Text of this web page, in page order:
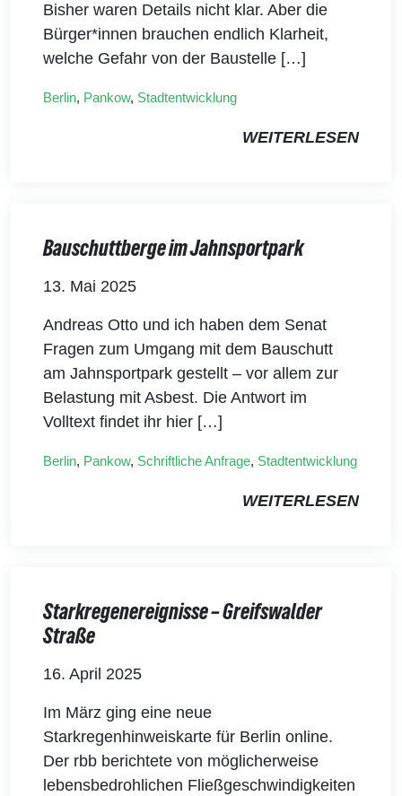
Bisher waren Details nicht klar. Aber die
Bürger*innen brauchen endlich Klarheit,
welche Gefahr von der Baustelle […]
Berlin, Pankow, Stadtentwicklung
WEITERLESEN
Bauschuttberge im Jahnsportpark
13. Mai 2025
Andreas Otto und ich haben dem Senat
Fragen zum Umgang mit dem Bauschutt
am Jahnsportpark gestellt – vor allem zur
Belastung mit Asbest. Die Antwort im
Volltext findet ihr hier […]
Berlin, Pankow, Schriftliche Anfrage, Stadtentwicklung
WEITERLESEN
Starkregenereignisse – Greifswalder
Straße
16. April 2025
Im März ging eine neue
Starkregenhinweiskarte für Berlin online.
Der rbb berichtete von möglicherweise
lebensbedrohlichen Fließgeschwindigkeiten